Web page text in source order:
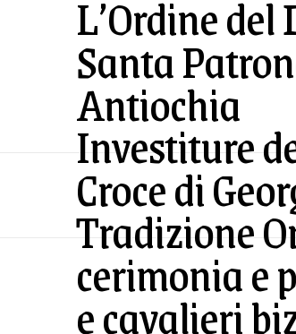
L’Ordine
Santa
Antiochia
Investiture
Croce di
Tradizione
cerimonia e
e cavalieri